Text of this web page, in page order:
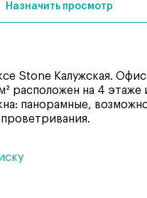
Назначить просмотр
Stone Калужская. Офис
расположен на 4 этаже
панорамные,